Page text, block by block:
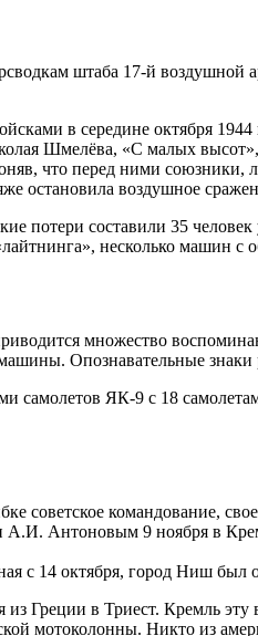
штаба 17-й воздушной
в середине октября 1944
Шмелёва, «С малых
что перед ними
остановила воздушное
потери составили 35
несколько машин с
множество
Опознавательные
самолетов ЯК-9 с 18
советское командование,
Антоновым 9 ноября в
с 14 октября, город Ниш
Греции в Триест. Кремль
мотоколонны. Никто из